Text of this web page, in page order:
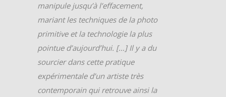
manipule jusqu’à l’effacement,
mariant les techniques de la photo
primitive et la technologie la plus
pointue d’aujourd’hui. […] Il y a du
sourcier dans cette pratique
expérimentale d’un artiste très
contemporain qui retrouve ainsi la